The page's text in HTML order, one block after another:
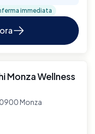
immediata
Monza Wellness
Monza